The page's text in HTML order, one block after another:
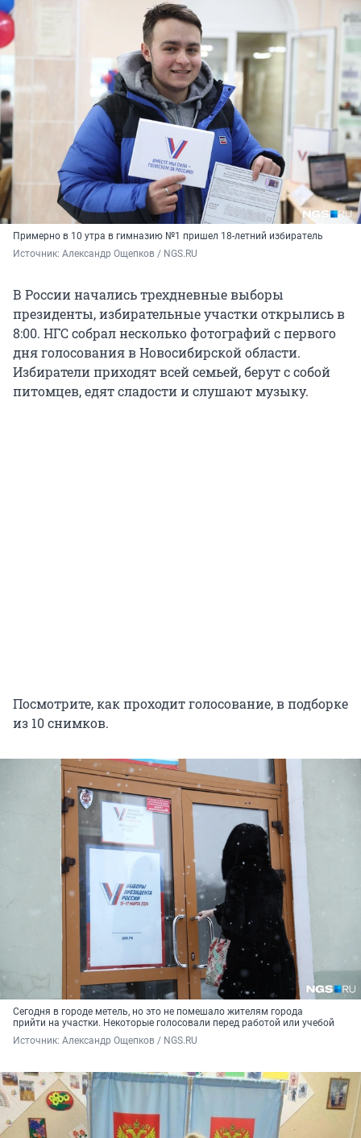
Примерно в 10 утра в гимназию №1 пришел 18-летний избиратель
Источник: Александр Ощепков / NGS.RU
В России начались трехдневные выборы
президенты, избирательные участки открылись в
8:00. НГС собрал несколько фотографий с первого
дня голосования в Новосибирской области.
Избиратели приходят всей семьей, берут с собой
питомцев, едят сладости и слушают музыку.
Посмотрите, как проходит голосование, в подборке
из 10 снимков.
Сегодня в городе метель, но это не помешало жителям города
прийти на участки. Некоторые голосовали перед работой или учебой
Источник: Александр Ощепков / NGS.RU